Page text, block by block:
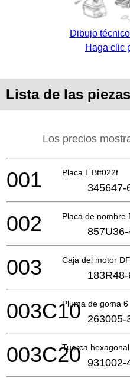
Dibujo
Haga clic
Lista de las
Los precios
Placa L Bft022f
001 345647-
Placa de nombre
002
Caja del motor
003
Pluma de goma 6
003C10 263005-
Tuerca
003C20 931002-